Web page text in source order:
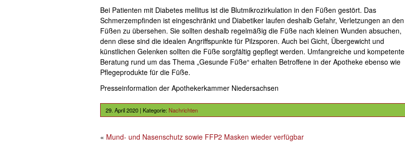
Bei Patienten mit Diabetes mellitus ist die Blutmikrozirkulation in den Füßen gestört. Das
Schmerzempfinden ist eingeschränkt und Diabetiker laufen deshalb Gefahr, Verletzungen an den
Füßen zu übersehen. Sie sollten deshalb regelmäßig die Füße nach kleinen Wunden absuchen,
denn diese sind die idealen Angriffspunkte für Pilzsporen. Auch bei Gicht, Übergewicht und
künstlichen Gelenken sollten die Füße sorgfältig gepflegt werden. Umfangreiche und kompetente
Beratung rund um das Thema „Gesunde Füße“ erhalten Betroffene in der Apotheke ebenso wie
Pflegeprodukte für die Füße.
Presseinformation der Apothekerkammer Niedersachsen
29. April 2020 | Kategorie:Nachrichten
« Mund- und Nasenschutz sowie FFP2 Masken wieder verfügbar